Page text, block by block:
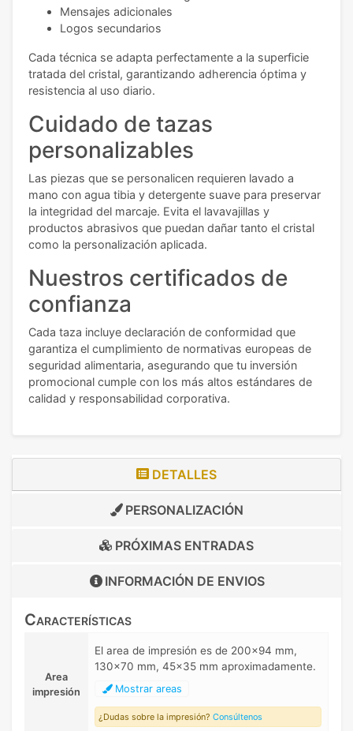
Mensajes adicionales
Logos secundarios
Cada técnica se adapta perfectamente a la superficie
tratada del cristal, garantizando adherencia óptima y
resistencia al uso diario.
Cuidado de tazas
personalizables
Las piezas que se personalicen requieren lavado a
mano con agua tibia y detergente suave para preservar
la integridad del marcaje. Evita el lavavajillas y
productos abrasivos que puedan dañar tanto el cristal
como la personalización aplicada.
Nuestros certificados de
confianza
Cada taza incluye declaración de conformidad que
garantiza el cumplimiento de normativas europeas de
seguridad alimentaria, asegurando que tu inversión
promocional cumple con los más altos estándares de
calidad y responsabilidad corporativa.
DETALLES
PERSONALIZACIÓN
PRÓXIMAS ENTRADAS
INFORMACIÓN DE ENVIOS
Características
Area
impresión
El area de impresión es de 200x94 mm,
130x70 mm, 45x35 mm aproximadamente.
Mostrar areas
¿Dudas sobre la impresión? Consúltenos